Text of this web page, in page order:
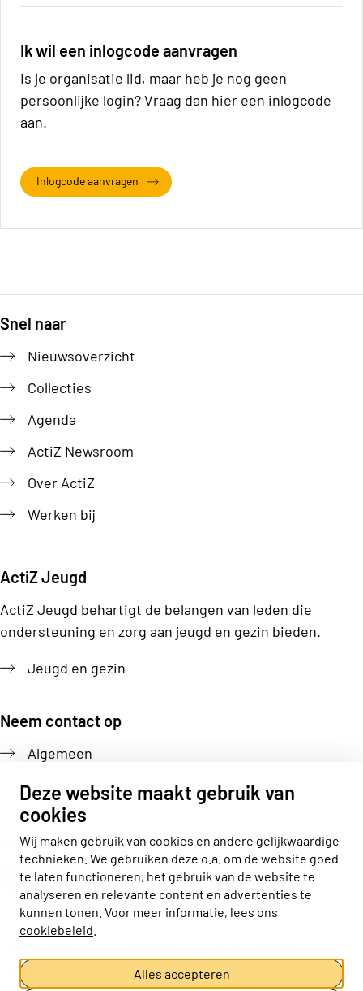
Deze website maakt gebruik van
cookies
Wij maken gebruik van cookies en andere gelijkwaardige
technieken. We gebruiken deze o.a. om de website goed
te laten functioneren, het gebruik van de website te
analyseren en relevante content en advertenties te
kunnen tonen. Voor meer informatie, lees ons
cookiebeleid
Alles accepteren
Ik wil een inlogcode aanvragen
Is je organisatie lid, maar heb je nog geen
persoonlijke login? Vraag dan hier een inlogcode
aan.
Inlogcode aanvragen
Snel naar
Nieuwsoverzicht
Collecties
Agenda
ActiZ Newsroom
Over ActiZ
Werken bij
ActiZ Jeugd
ActiZ Jeugd behartigt de belangen van leden die
ondersteuning en zorg aan jeugd en gezin bieden.
Jeugd en gezin
Neem contact op
Algemeen
Pers
Volg ons
Actiz linkedin
Actiz instagram
Actiz youtube
Actiz facebook
Cookie-instellingen aanpassen